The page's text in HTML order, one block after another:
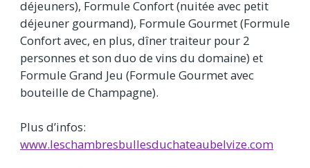
déjeuners), Formule Confort (nuitée avec petit
déjeuner gourmand), Formule Gourmet (Formule
Confort avec, en plus, dîner traiteur pour 2
personnes et son duo de vins du domaine) et
Formule Grand Jeu (Formule Gourmet avec
bouteille de Champagne).
Plus d’infos:
www.leschambresbullesduchateaubelvize.com